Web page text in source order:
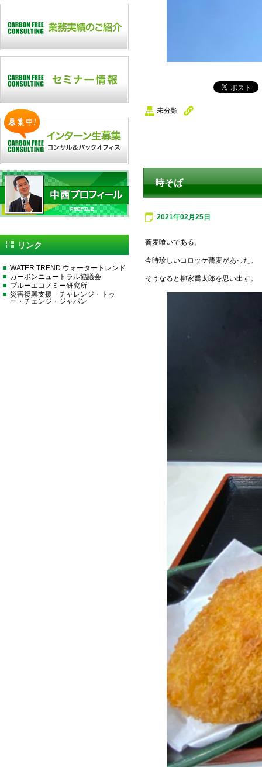
未分類
時そば
2021年02月25日
蕎麦喰いである。
今時珍しいコロッケ蕎麦があった。
そうなると柳家喬太郎を思い出す。
リンク
WATER TREND ウォータートレンド
カーボンニュートラル協議会
ブルーエコノミー研究所
災害復興支援 チャレンジ・トゥ
ー・チェンジ・ジャパン